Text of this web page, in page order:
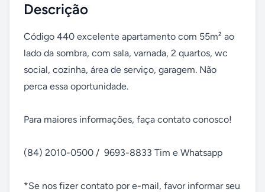
Descrição
Código 440 excelente apartamento com 55m² ao
lado da sombra, com sala, varnada, 2 quartos, wc
social, cozinha, área de serviço, garagem. Não
perca essa oportunidade.
Para maiores informações, faça contato conosco!
(84) 2010-0500 /  9693-8833 Tim e Whatsapp
*Se nos fizer contato por e-mail, favor informar seu